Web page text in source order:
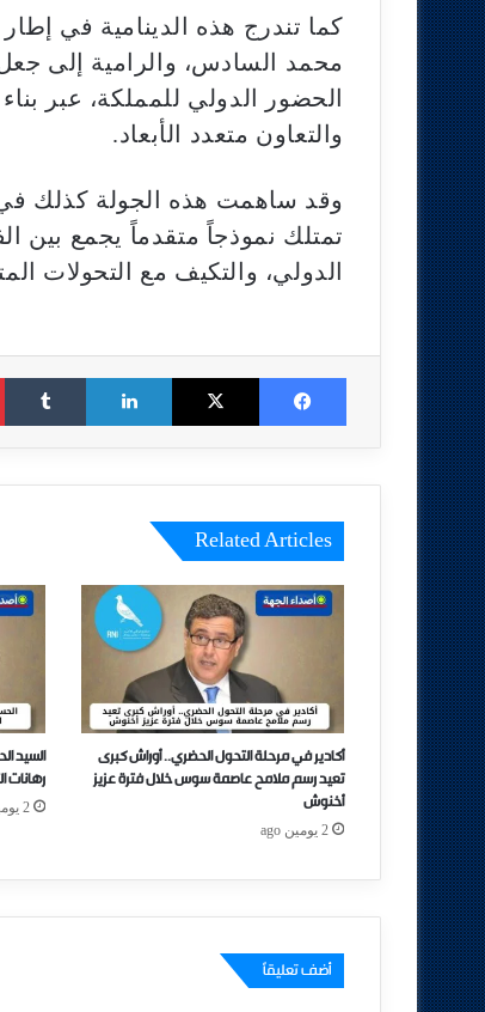
كما تندرج هذه الدينامية في إطار
محمد السادس، والرامية إلى جعل
الحضور الدولي للمملكة، عبر
والتعاون متعدد الأبعاد.
وقد ساهمت هذه الجولة كذلك
تمتلك نموذجاً متقدماً يجمع بين
الدولي، والتكيف مع التحولات
Facebook
X
LinkedIn
Related Articles
أكادير في مرحلة التحول الحضري.. أوراش كبرى
تعيد رسم ملامح عاصمة سوس خلال فترة عزيز
أخنوش
2 يومين ago
السيد
رهانات
2 يومين ago
أضف تعليقاً